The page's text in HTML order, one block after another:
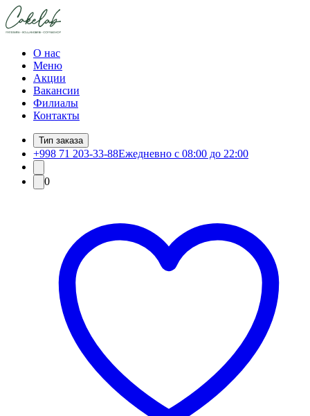
О нас
Меню
Акции
Вакансии
Филиалы
Контакты
Тип заказа
+998 71 203-33-88Ежедневно с 08:00 до 22:00
0